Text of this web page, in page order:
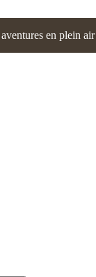
en plein air